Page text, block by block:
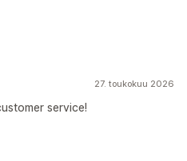
27. toukokuu 2026
service!